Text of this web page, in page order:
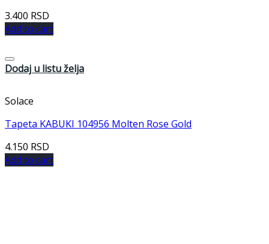
3.400 RSD
Add to cart
Dodaj u listu želja
Solace
Tapeta KABUKI 104956 Molten Rose Gold
4.150 RSD
Add to cart